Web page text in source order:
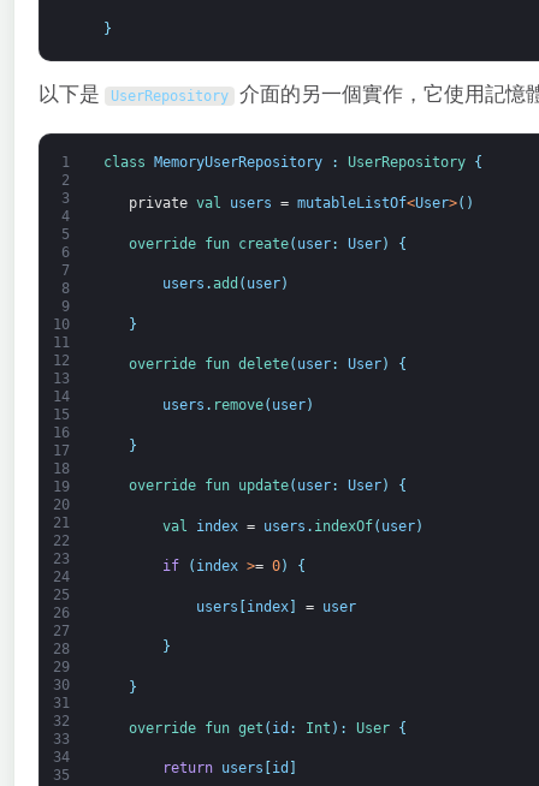
}
以下是 UserRepository 介面的另一個實作，它使用記憶
1
2
3
4
5
6
7
8
9
10
11
12
13
14
15
16
17
18
19
20
21
22
23
24
25
26
27
28
29
30
31
32
33
34
35
class MemoryUserRepository : UserRepository {
private val users = mutableListOf<User>( )
override fun create( user: User) {
users .add ( user)
}
override fun delete( user: User) {
users . remove( user)
}
override fun update( user: User) {
val index = users . indexOf( user)
if ( index >= 0) {
users [index] = user
}
}
override fun get ( id : Int ) : User {
return users id